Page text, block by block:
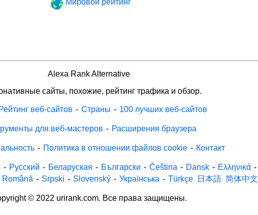
Alexa Rank Alternative
сайты, похожие, рейтинг трафика и обзор.
Рейтинг веб-сайтов - Страны - 100 лучших веб-сайтов
для веб-мастеров - Расширения браузера
- Политика в отношении файлов cookie - Контакт
- Русский - Беларуская - Български - Čeština - Dansk - Ελληνικά -
Română - Srpski - Slovenský - Українська - Türkçe 日本語 简体中文
© 2022 urirank.com. Все права защищены.